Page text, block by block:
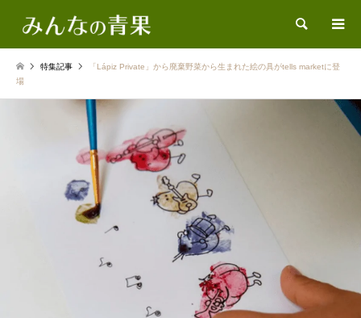
検索
特集記事
「Lápiz Private」から廃棄野菜から生まれた絵の具がtells marketに登
場